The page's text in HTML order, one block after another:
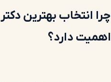
چرا انتخاب بهترین
اهمیت دارد؟